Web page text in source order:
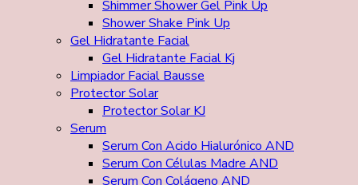
Shimmer Shower Gel Pink Up
Shower Shake Pink Up
Gel Hidratante Facial
Gel Hidratante Facial Kj
Limpiador Facial Bausse
Protector Solar
Protector Solar KJ
Serum
Serum Con Acido Hialurónico AND
Serum Con Células Madre AND
Serum Con Colágeno AND